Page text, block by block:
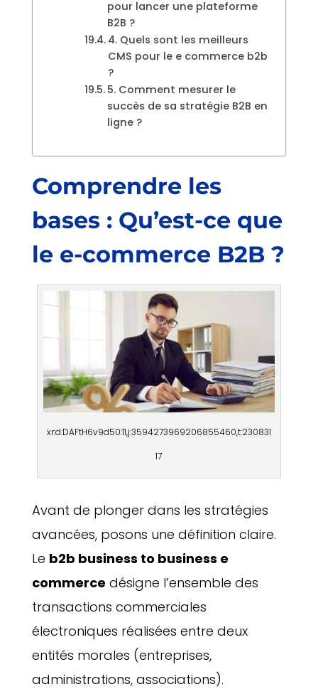
pour lancer une plateforme
B2B ?
4. Quels sont les meilleurs
CMS pour le e commerce b2b
?
5. Comment mesurer le
succès de sa stratégie B2B en
ligne ?
Comprendre les
bases : Qu’est-ce que
le e-commerce B2B ?
xr:d:DAFtH6v9d50:11,j:3594273969206855460,t:230831
17
Avant de plonger dans les stratégies
avancées, posons une définition claire.
Le b2b business to business e
commerce désigne l’ensemble des
transactions commerciales
électroniques réalisées entre deux
entités morales (entreprises,
administrations, associations).